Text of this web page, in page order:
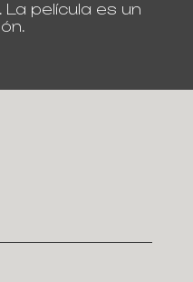
película es un